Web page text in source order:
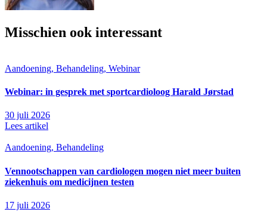
Misschien ook interessant
Aandoening, Behandeling, Webinar
Webinar: in gesprek met sportcardioloog Harald Jørstad
30 juli 2026
Lees artikel
Aandoening, Behandeling
Vennootschappen van cardiologen mogen niet meer buiten
ziekenhuis om medicijnen testen
17 juli 2026